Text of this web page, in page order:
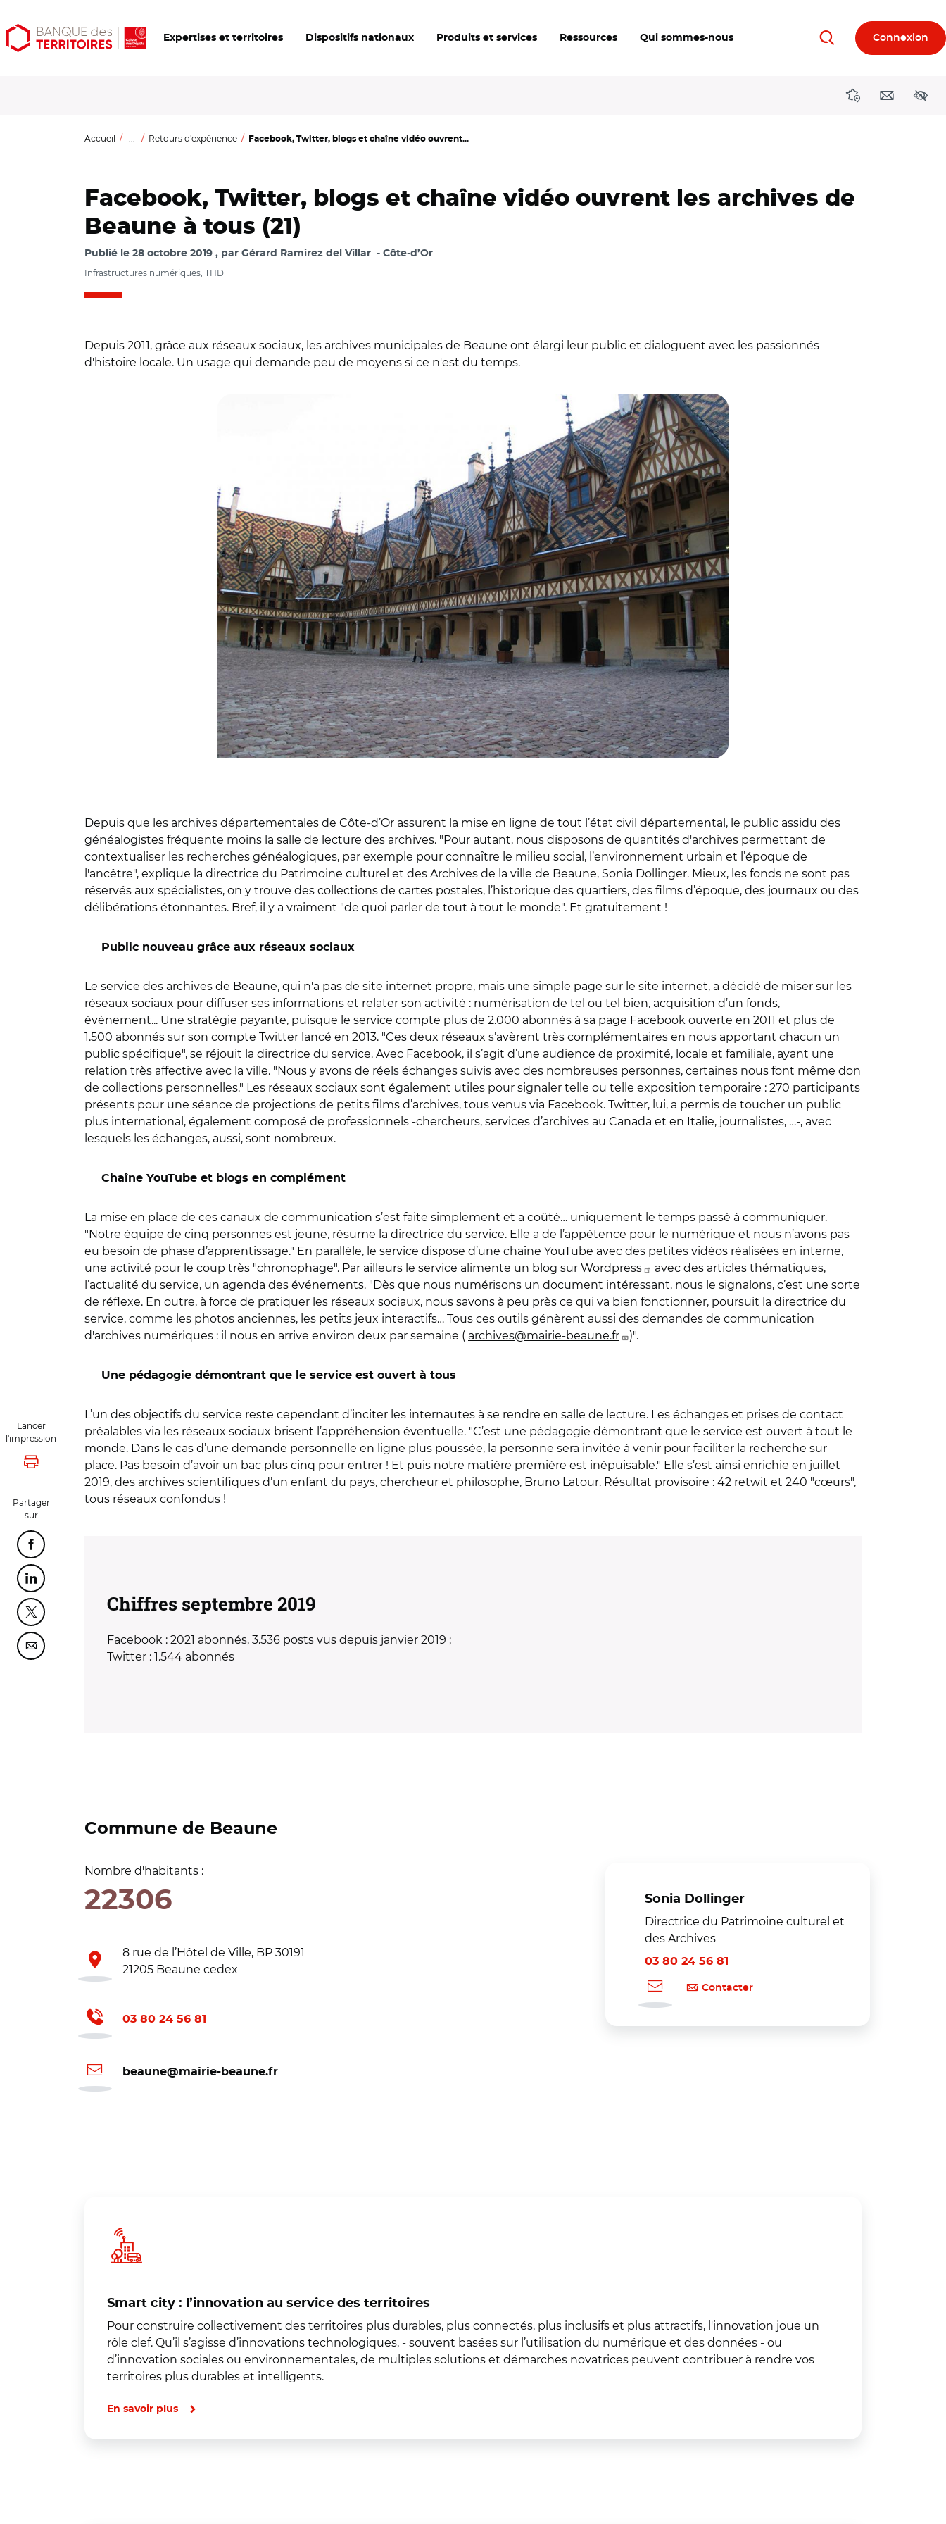
Aller
au
Aller
au
Ouvrir
les
Expertises et territoires Dispositifs nationaux Produits et services Ressources Qui sommes-nous RechercherConnexion
DirectionsContact
Accueil ... Retours d'expérience Facebook, Twitter, blogs et chaîne vidéo ouvrent...
Facebook, Twitter, blogs et chaîne vidéo ouvrent les archives de
Beaune à tous (21)
Publié le 28 octobre 2019 par Gérard Ramirez del Villar Côte-d’Or
Infrastructures numériques, THD
Lancer
l'impression
Lancer l'impression
Partager
sur
Partager cette page sur Facebook
Partager cette page sur Linkedin
Partager cette page sur Twitter
Partager cette page sur Courriel
Depuis 2011, grâce aux réseaux sociaux, les archives municipales de Beaune ont élargi leur public et dialoguent avec les passionnés
d'histoire locale. Un usage qui demande peu de moyens si ce n'est du temps.
Depuis que les archives départementales de Côte-d’Or assurent la mise en ligne de tout l’état civil départemental, le public assidu des
généalogistes fréquente moins la salle de lecture des archives. "Pour autant, nous disposons de quantités d'archives permettant de
contextualiser les recherches généalogiques, par exemple pour connaître le milieu social, l’environnement urbain et l’époque de
l'ancêtre", explique la directrice du Patrimoine culturel et des Archives de la ville de Beaune, Sonia Dollinger. Mieux, les fonds ne sont pas
réservés aux spécialistes, on y trouve des collections de cartes postales, l’historique des quartiers, des films d’époque, des journaux ou des
délibérations étonnantes. Bref, il y a vraiment "de quoi parler de tout à tout le monde". Et gratuitement !
Public nouveau grâce aux réseaux sociaux
Le service des archives de Beaune, qui n'a pas de site internet propre, mais une simple page sur le site internet, a décidé de miser sur les
réseaux sociaux pour diffuser ses informations et relater son activité : numérisation de tel ou tel bien, acquisition d’un fonds,
événement... Une stratégie payante, puisque le service compte plus de 2.000 abonnés à sa page Facebook ouverte en 2011 et plus de
1.500 abonnés sur son compte Twitter lancé en 2013. "Ces deux réseaux s’avèrent très complémentaires en nous apportant chacun un
public spécifique", se réjouit la directrice du service. Avec Facebook, il s’agit d’une audience de proximité, locale et familiale, ayant une
relation très affective avec la ville. "Nous y avons de réels échanges suivis avec des nombreuses personnes, certaines nous font même don
de collections personnelles." Les réseaux sociaux sont également utiles pour signaler telle ou telle exposition temporaire : 270 participants
présents pour une séance de projections de petits films d’archives, tous venus via Facebook. Twitter, lui, a permis de toucher un public
plus international, également composé de professionnels -chercheurs, services d’archives au Canada et en Italie, journalistes, …-, avec
lesquels les échanges, aussi, sont nombreux.
Chaîne YouTube et blogs en complément
La mise en place de ces canaux de communication s’est faite simplement et a coûté… uniquement le temps passé à communiquer.
"Notre équipe de cinq personnes est jeune, résume la directrice du service. Elle a de l’appétence pour le numérique et nous n’avons pas
eu besoin de phase d’apprentissage." En parallèle, le service dispose d’une chaîne YouTube avec des petites vidéos réalisées en interne,
une activité pour le coup très "chronophage". Par ailleurs le service alimente un blog sur Wordpress
avec des articles thématiques,
l’actualité du service, un agenda des événements. "Dès que nous numérisons un document intéressant, nous le signalons, c’est une sorte
de réflexe. En outre, à force de pratiquer les réseaux sociaux, nous savons à peu près ce qui va bien fonctionner, poursuit la directrice du
service, comme les photos anciennes, les petits jeux interactifs… Tous ces outils génèrent aussi des demandes de communication
d'archives numériques : il nous en arrive environ deux par semaine ( archives@mairie-beaune.fr )".
Une pédagogie démontrant que le service est ouvert à tous
L’un des objectifs du service reste cependant d’inciter les internautes à se rendre en salle de lecture. Les échanges et prises de contact
préalables via les réseaux sociaux brisent l’appréhension éventuelle. "C’est une pédagogie démontrant que le service est ouvert à tout le
monde. Dans le cas d’une demande personnelle en ligne plus poussée, la personne sera invitée à venir pour faciliter la recherche sur
place. Pas besoin d’avoir un bac plus cinq pour entrer ! Et puis notre matière première est inépuisable." Elle s’est ainsi enrichie en juillet
2019, des archives scientifiques d’un enfant du pays, chercheur et philosophe, Bruno Latour. Résultat provisoire : 42 retwit et 240 "cœurs",
tous réseaux confondus !
Chiffres septembre 2019
Facebook : 2021 abonnés, 3.536 posts vus depuis janvier 2019 ;
Twitter : 1.544 abonnés
Commune de Beaune
Nombre d'habitants :
22306
8 rue de l’Hôtel de Ville, BP 30191
21205 Beaune cedex
03 80 24 56 81
beaune@mairie-beaune.fr
Sonia Dollinger
Directrice du Patrimoine culturel et
des Archives
03 80 24 56 81
Contacter
Smart city : l’innovation au service des territoires
Pour construire collectivement des territoires plus durables, plus connectés, plus inclusifs et plus attractifs, l'innovation joue un
rôle clef. Qu’il s’agisse d’innovations technologiques, - souvent basées sur l’utilisation du numérique et des données - ou
d’innovation sociales ou environnementales, de multiples solutions et démarches novatrices peuvent contribuer à rendre vos
territoires plus durables et intelligents.
En savoir plus